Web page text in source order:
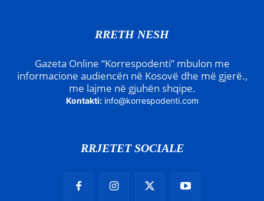
RRETH NESH
Gazeta Online “Korrespodenti” mbulon me
informacione audiencën në Kosovë dhe më gjerë.,
me lajme në gjuhën shqipe.
Kontakti: info@korrespodenti.com
RRJETET SOCIALE